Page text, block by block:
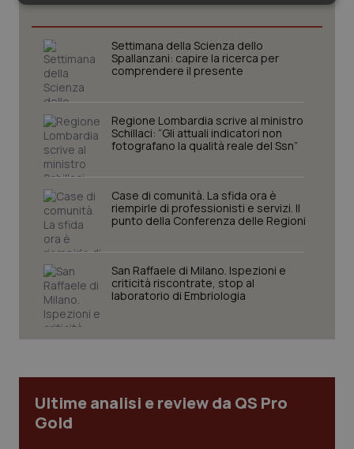
Settimana della Scienza dello
Spallanzani: capire la ricerca per
comprendere il presente
Regione Lombardia scrive al ministro
Schillaci: “Gli attuali indicatori non
fotografano la qualità reale del Ssn”
Case di comunità. La sfida ora è
riempirle di professionisti e servizi. Il
punto della Conferenza delle Regioni
San Raffaele di Milano. Ispezioni e
criticità riscontrate, stop al
laboratorio di Embriologia
Ultime analisi e review da QS Pro
Gold
Necessari Statistici Marketing
Necessari Statistici Marketing
I cookie necessari contribuiscono a rendere fruibile il
sito web abilitandone funzionalità di base quali la
navigazione sulle pagine e l'accesso alle aree
funzionare correttamente senza questi cookie.
Nome
Fornitore/Dominio
.youtube.com